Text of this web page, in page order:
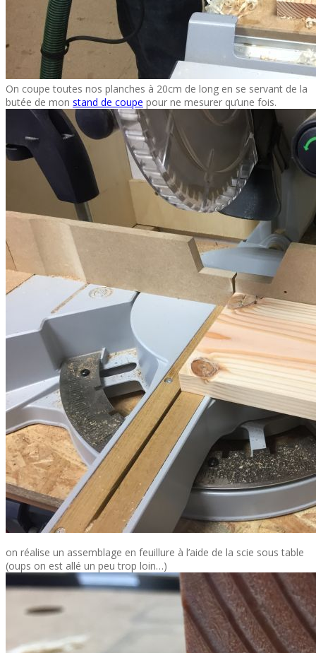
On coupe toutes nos planches à 20cm de long en se servant de la
butée de mon stand de coupe pour ne mesurer qu’une fois.
on réalise un assemblage en feuillure à l’aide de la scie sous table
(oups on est allé un peu trop loin…)